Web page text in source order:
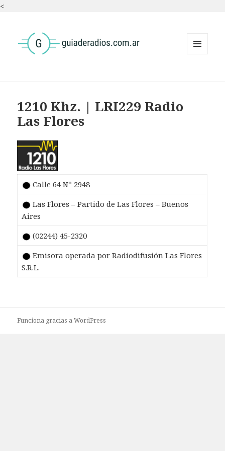
<
1210 Khz. | LRI229 Radio
Las Flores
Calle 64 Nº 2948
Las Flores – Partido de Las Flores – Buenos
Aires
(02244) 45-2320
Emisora operada por Radiodifusión Las Flores
S.R.L.
Funciona gracias a WordPress